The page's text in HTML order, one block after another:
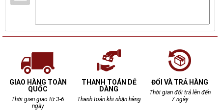
GIAO HÀNG TOÀN
QUỐC
Thời gian giao từ 3-6
ngày
THANH TOÁN DỄ
DÀNG
Thanh toán khi nhận hàng
ĐỔI VÀ TRẢ HÀNG
Thời gian đổi trả lên đến
7 ngày